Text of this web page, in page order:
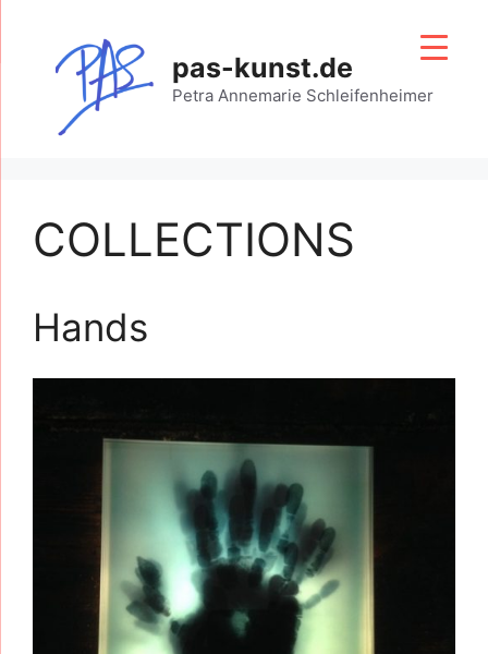
springen
pas-kunst.de
Petra Annemarie Schleifenheimer
COLLECTIONS
Hands